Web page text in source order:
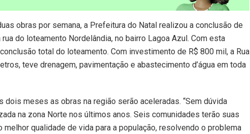
obras por semana, a Prefeitura do Natal realizou a conclusão de
do loteamento Nordelândia, no bairro Lagoa Azul. Com esta
total do loteamento. Com investimento de R$ 800 mil, a Rua
teve drenagem, pavimentação e abastecimento d’água em toda
dois meses as obras na região serão aceleradas. “Sem dúvida
na zona Norte nos últimos anos. Seis comunidades terão suas
melhor qualidade de vida para a população, resolvendo o problema